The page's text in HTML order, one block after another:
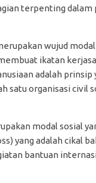
terpenting dalam
wujud
ikatan
adalah prinsip
satu organisasi civil
modal sosial
yang adalah cikal
bantuan